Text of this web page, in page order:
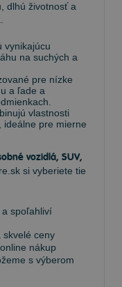
dlhú životnosť a
vynikajúcu
na suchých a
pre nízke
a ľade a
vlastnosti
ideálne pre mierne
vozidlá, SUV,
si vyberiete tie
spoľahliví
skvelé ceny
nákup
s výberom